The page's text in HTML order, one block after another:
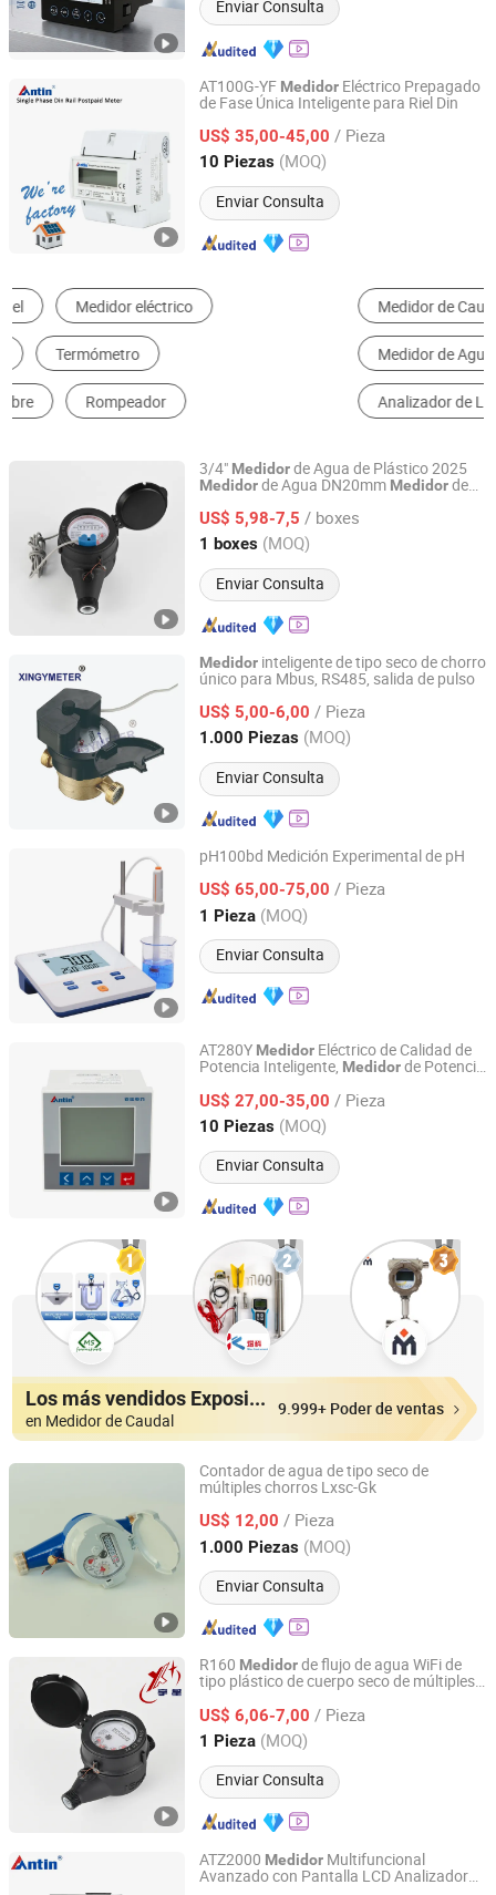
Enviar Consulta
AT100G-YF Medidor Eléctrico Prepagado
de Fase Única Inteligente para Riel Din
US$ 35,00-45,00 / Pieza
10 Piezas (MOQ)
Enviar Consulta
Hangzhou Antin Power Technology Co., Ltd.
Zhejiang, China Desde 2022
Medidor de Caudal Medidor de Energía y Medidor de Potencia
Medidor de Agua
Analizador de Líquido Medidor de Nivel de Líquido
3/4" Medidorde Agua de Plástico 2025
Medidorde Agua DN20mm Medidorde
Multi Jet
US$ 5,98-7,5 / boxes
1 boxes (MOQ)
Enviar Consulta
Ningbo Yuxing Water Meter Company Limited
Zhejiang, China Desde 2024
Medidor inteligente de tipo seco de chorro
único para Mbus, RS485, salida de pulso
US$ 5,00-6,00 / Pieza
1.000 Piezas (MOQ)
Enviar Consulta
Ningbo Xingyuan Meter Technology Co., Ltd.
Zhejiang, China Desde 2021
pH100bd Medición Experimental de pH
US$ 65,00-75,00 / Pieza
1 Pieza (MOQ)
Enviar Consulta
REX (Shanghai) Technology Co., Ltd.
Shanghai, China Desde 2024
AT280Y Medidor Eléctrico de Calidad de
Potencia Inteligente, Medidorde Potencia
US$ 27,00-35,00 / Pieza
10 Piezas (MOQ)
Enviar Consulta
Hangzhou Antin Power Technology Co., Ltd.
Zhejiang, China Desde 2022
Los más vendidos Expositores
en Medidor de Caudal
9.999+ Poder de ventas
Contador de agua de tipo seco de
múltiples chorros Lxsc-Gk
US$ 12,00 / Pieza
1.000 Piezas (MOQ)
Enviar Consulta
Ningbo Xingyuan Meter Technology Co., Ltd.
Zhejiang, China Desde 2021
R160 Medidorde flujo de agua WiFi de
tipo plástico de cuerpo seco de múltiples
US$ 6,06-7,00 / Pieza
1 Pieza (MOQ)
Enviar Consulta
Ningbo Yuxing Water Meter Company Limited
Zhejiang, China Desde 2024
ATZ2000 Medidor Multifuncional
Avanzado con Pantalla LCD Analizador
Hangzhou Antin Power Technology Co., Ltd.